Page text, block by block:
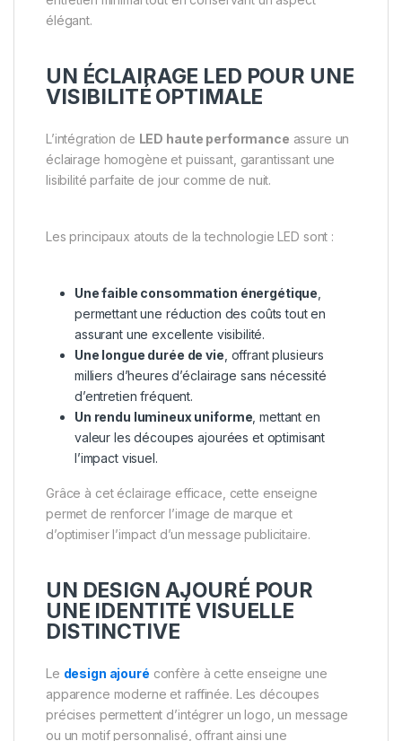
élégant.
UN ÉCLAIRAGE LED POUR UNE
VISIBILITÉ OPTIMALE
L’intégration de LED haute performance assure un
éclairage homogène et puissant, garantissant une
lisibilité parfaite de jour comme de nuit.
Les principaux atouts de la technologie LED sont :
Une faible consommation énergétique
permettant une réduction des coûts tout en
assurant une excellente visibilité.
Une longue durée de vie , offrant plusieurs
milliers d’heures d’éclairage sans nécessité
d’entretien fréquent.
Un rendu lumineux uniforme , mettant en
valeur les découpes ajourées et optimisant
l’impact visuel.
Grâce à cet éclairage efficace, cette enseigne
permet de renforcer l’image de marque et
d’optimiser l’impact d’un message publicitaire.
UN DESIGN AJOURÉ POUR
UNE IDENTITÉ VISUELLE
DISTINCTIVE
Le design ajouré confère à cette enseigne une
apparence moderne et raffinée. Les découpes
précises permettent d’intégrer un logo, un message
ou un motif personnalisé, offrant ainsi une